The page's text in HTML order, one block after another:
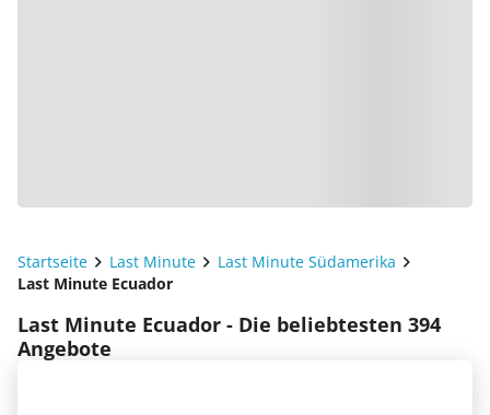
Startseite Last Minute
Last Minute Südamerika
Last Minute Ecuador
Last Minute Ecuador - Die beliebtesten 394
Angebote